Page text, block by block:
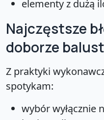
elementy z dużą
Najczęstsze
doborze
Z praktyki
spotykam:
wybór wyłącznie